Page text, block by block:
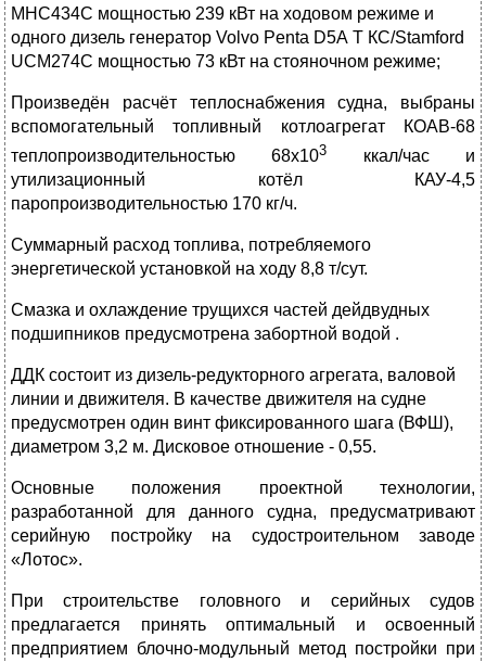
MHC434С мощностью 239 кВт на ходовом режиме и
одного дизель генератор Volvo Penta D5А Т КС/Stamford
UCM274C мощностью 73 кВт на стояночном режиме;
Произведён расчёт теплоснабжения судна, выбраны
вспомогательный топливный котлоагрегат КОАВ-68
теплопроизводительностью 68х103 ккал/час и
утилизационный котёл КАУ-4,5
паропроизводительностью 170 кг/ч.
Суммарный расход топлива, потребляемого
энергетической установкой на ходу 8,8 т/сут.
Смазка и охлаждение трущихся частей дейдвудных
подшипников предусмотрена забортной водой .
ДДК состоит из дизель-редукторного агрегата, валовой
линии и движителя. В качестве движителя на судне
предусмотрен один винт фиксированного шага (ВФШ),
диаметром 3,2 м. Дисковое отношение - 0,55.
Основные положения проектной технологии,
разработанной для данного судна, предусматривают
серийную постройку на судостроительном заводе
«Лотос».
При строительстве головного и серийных судов
предлагается принять оптимальный и освоенный
предприятием блочно-модульный метод постройки при